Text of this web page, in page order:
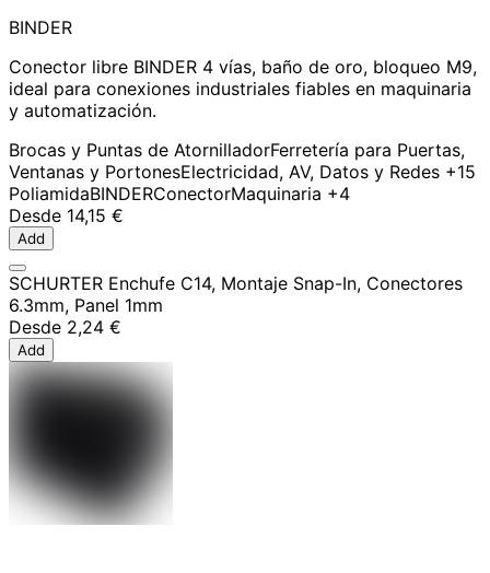
BINDER
Conector libre BINDER 4 vías, baño de oro, bloqueo M9,
ideal para conexiones industriales fiables en maquinaria
y automatización.
Brocas y Puntas de AtornilladorFerretería para Puertas,
Ventanas y PortonesElectricidad, AV, Datos y Redes +15
PoliamidaBINDERConectorMaquinaria +4
Desde 14,15 €
Add
SCHURTER Enchufe C14, Montaje Snap-In, Conectores
6.3mm, Panel 1mm
Desde 2,24 €
Add